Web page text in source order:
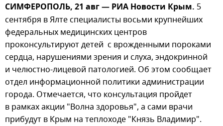
СИМФЕРОПОЛЬ, 21 авг — РИА Новости Крым. 5
сентября в Ялте специалисты восьми крупнейших
федеральных медицинских центров
проконсультируют детей с врожденными пороками
сердца, нарушениями зрения и слуха, эндокринной
и челюстно-лицевой патологией. Об этом сообщает
отдел информационной политики администрации
города. Отмечается, что консультация пройдет
в рамках акции "Волна здоровья", а сами врачи
прибудут в Крым на теплоходе "Князь Владимир".